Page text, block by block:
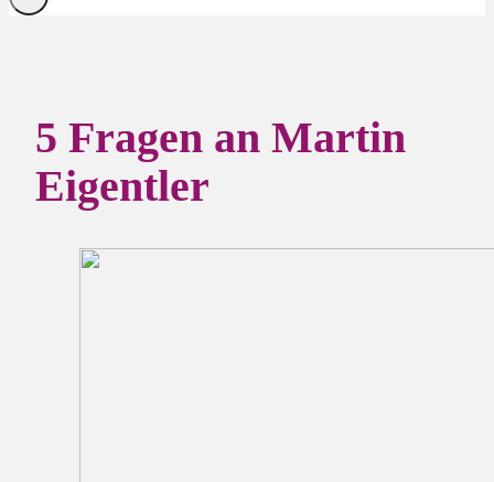
Martin
Eigentler